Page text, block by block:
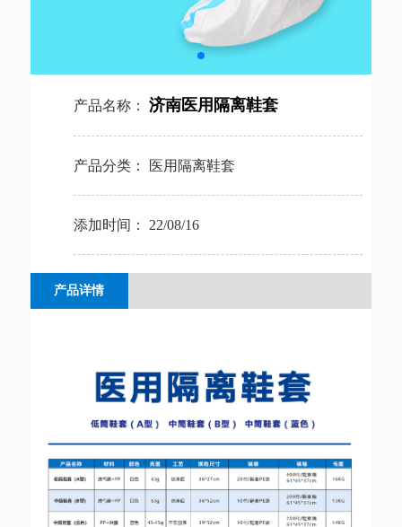
产品名称： 济南医用隔离鞋套
产品分类： 医用隔离鞋套
添加时间： 22/08/16
产品详情